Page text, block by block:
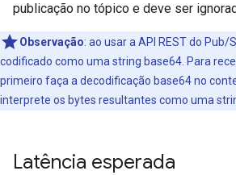
publicação no tópico e deve ser
Observação: ao usar a API REST do Pub/
codificado como uma string base64. Para
primeiro faça a decodificação base64 no
interprete os bytes resultantes como uma
Latência esperada